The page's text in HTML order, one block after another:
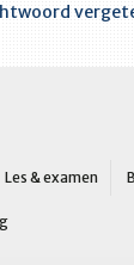
Les & examen